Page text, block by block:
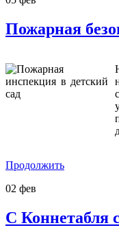
Пожарная
Продолжить
02 фев
С Коннетабля